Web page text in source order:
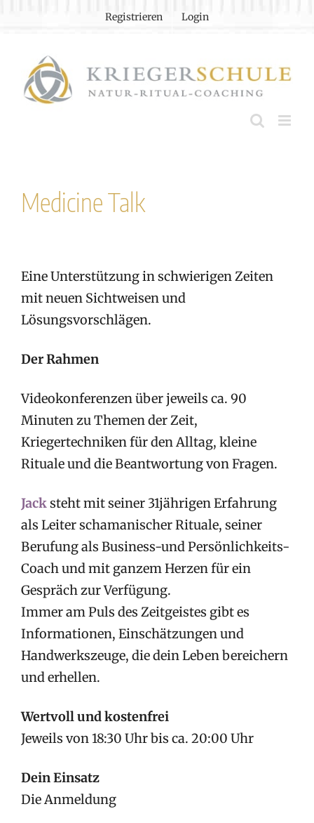
springen
Registrieren Login
Medicine Talk
Eine Unterstützung in schwierigen Zeiten
mit neuen Sichtweisen und
Lösungsvorschlägen.
Der Rahmen
Videokonferenzen über jeweils ca. 90
Minuten zu Themen der Zeit,
Kriegertechniken für den Alltag, kleine
Rituale und die Beantwortung von Fragen.
Jacksteht mit seiner 31jährigen Erfahrung
als Leiter schamanischer Rituale, seiner
Berufung als Business-und Persönlichkeits-
Coach und mit ganzem Herzen für ein
Gespräch zur Verfügung.
Immer am Puls des Zeitgeistes gibt es
Informationen, Einschätzungen und
Handwerkszeuge, die dein Leben bereichern
und erhellen.
Wertvoll und kostenfrei
Jeweils von 18:30 Uhr bis ca. 20:00 Uhr
Dein Einsatz
Die Anmeldung